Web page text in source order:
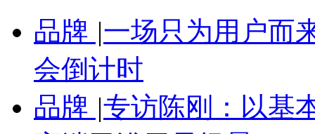
品牌 |一场只为用户而
会倒计时
品牌 |专访陈刚：以基